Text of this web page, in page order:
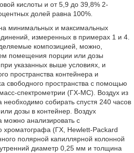
кислоты и от 5,9 до 39,8% 2-
долей равна 100%.
минимальных и максимальных
измеренных в примерах 1 и 4.
композицией, можно,
помещения порции или дозы
указанных выше условиях, и
пространства контейнера и
свободного пространства с помощью
спектрометрии (ГХ-МС). Воздух из
необходимо собирать спустя 240 часов
дозы в контейнер. Воздух
можно анализировать с
хроматографа (ГХ, Hewlett-Packard
полярной капиллярной колонной
диаметр 0,25 мм и толщина